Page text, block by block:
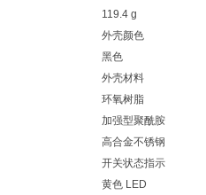
119.4 g
外壳颜色
黑色
外壳材料
环氧树脂
加强型聚酰胺
高合金不锈钢
开关状态指示
黄色 LED